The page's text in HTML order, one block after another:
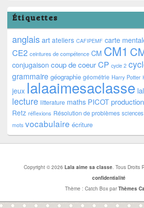
Étiquettes
anglaisart ateliers CAFIPEMF carte
CE2 ceintures de compétence CM CM1
conjugaison coup de coeurCP cycle 2
grammaire géographie géométrie Harry Potter
jeux lalaaimesaclasse
lecture litterature maths PICOT
Retz réflexions Résolution de problèmes sciences
mots vocabulaire écriture
Copyright © 2026 Lala aime sa classe. Tous Droits
confidentialité
Thème : Catch Box parThèmes